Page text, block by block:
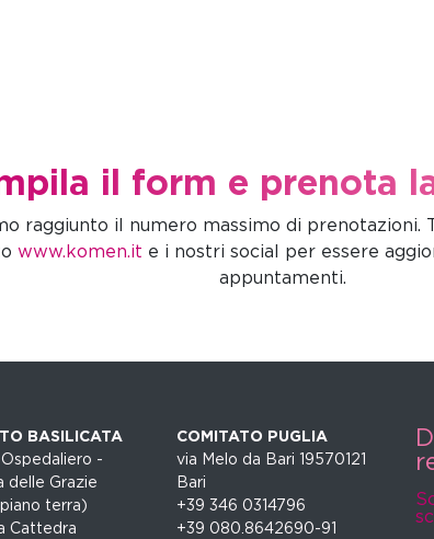
il form e prenota
raggiunto il numero massimo di prenotazioni.
www.komen.it e i nostri social per essere
appuntamenti.
BASILICATA
-
delle Grazie
terra)
Cattedra
COMITATO PUGLIA
via Melo da Bari 19570121
Bari
+39 346 0314796
+39 080.8642690-91